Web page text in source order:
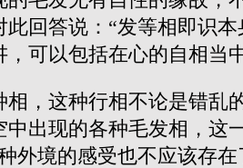
回答说： “发等相即识
可以包括在心的自相当中
，这种行相不论是错
出现的各种毛发相，
外境的感受也不应该存